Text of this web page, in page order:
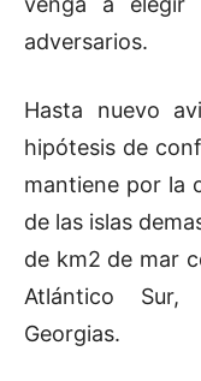
adversarios.
Hasta nuevo
hipótesis de
mantiene por la
de las islas
de km2 de mar
Atlántico
Georgias.